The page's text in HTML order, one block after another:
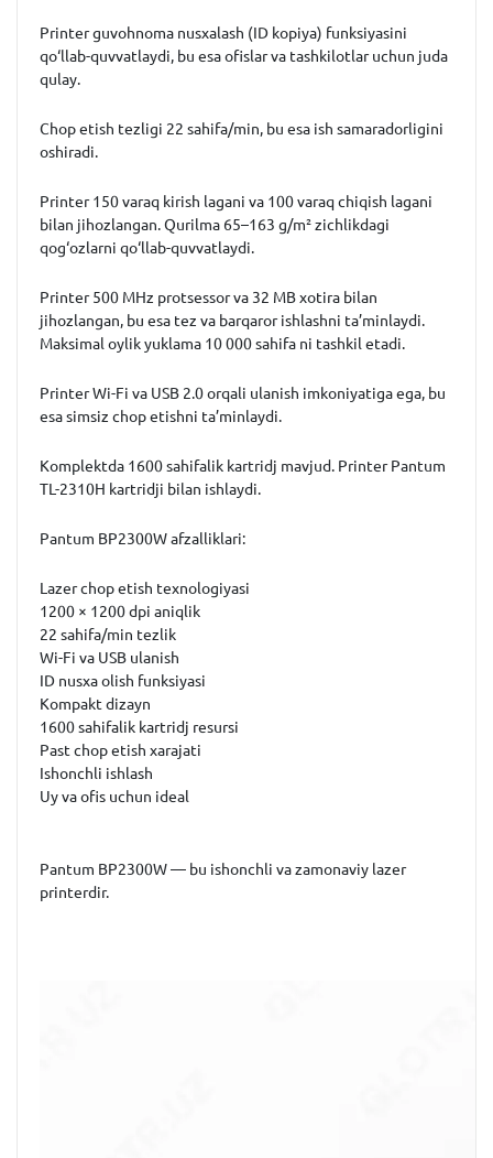
Printerguvohnoma nusxalash (ID kopiya) funksiyasini
qo‘llab-quvvatlaydi, bu esa ofislar va tashkilotlar uchun juda
qulay.
Chop etish tezligi 22 sahifa/min, bu esa ish samaradorligini
oshiradi.
Printer150 varaq kirish lagani va 100 varaq chiqish lagani
bilan jihozlangan. Qurilma 65–163 g/m²zichlikdagi
qog‘ozlarni qo‘llab-quvvatlaydi.
Printer500 MHz protsessor va 32 MB xotira bilan
jihozlangan, bu esa tez va barqaror ishlashni ta’minlaydi.
Maksimal oylik yuklama 10 000 sahifa ni tashkil etadi.
PrinterWi-Fi va USB 2.0orqali ulanish imkoniyatiga ega, bu
esa simsiz chop etishni ta’minlaydi.
Komplektda 1600 sahifalik kartridj mavjud. PrinterPantum
TL-2310H kartridji bilan ishlaydi.
Pantum BP2300W afzalliklari:
Lazer chop etish texnologiyasi
1200 × 1200 dpi aniqlik
22 sahifa/min tezlik
Wi-Fi va USB ulanish
ID nusxa olish funksiyasi
Kompakt dizayn
1600 sahifalik kartridj resursi
Past chop etish xarajati
Ishonchli ishlash
Uy va ofis uchun ideal
Pantum BP2300W — bu ishonchli va zamonaviy lazer
printerdir.